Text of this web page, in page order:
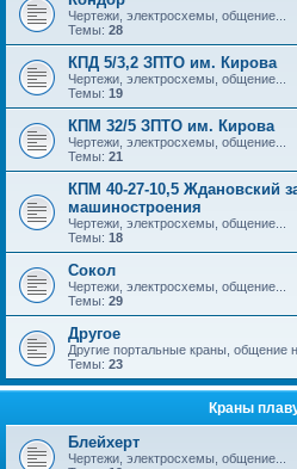
Чертежи, электросхемы, общение...
Темы: 28
КПД 5/3,2 ЗПТО им. Кирова
Чертежи, электросхемы, общение...
Темы: 19
КПМ 32/5 ЗПТО им. Кирова
Чертежи, электросхемы, общение...
Темы: 21
КПМ 40-27-10,5 Ждановский
машиностроения
Чертежи, электросхемы, общение...
Темы: 18
Сокол
Чертежи, электросхемы, общение...
Темы: 29
Другое
Другие портальные краны, общение
Темы: 23
Краны
Блейхерт
Чертежи, электросхемы, общение...